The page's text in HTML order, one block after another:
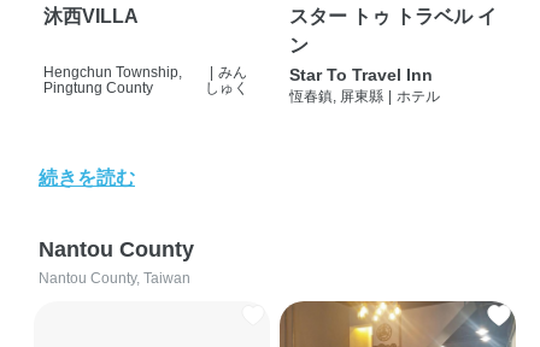
沐西VILLA
Hengchun Township,
Pingtung County
みん
しゅく
スター トゥ トラベル イ
ン
Star To Travel Inn
恆春鎮, 屏東縣 ホテル
続きを読む
Nantou County
Nantou County, Taiwan